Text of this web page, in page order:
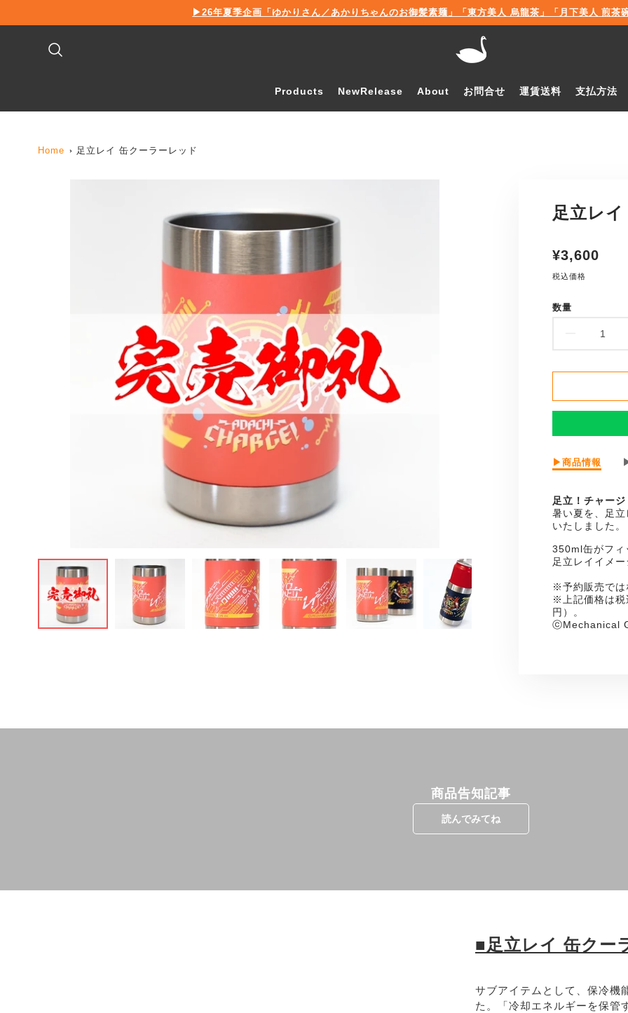
報
▶26年夏季企画「ゆかりさん／あかりちゃんのお御髪素麺」「東方美人 烏龍茶」「月下美人 煎茶
Products NewRelease About お問合せ 運賃送料 支払方法
Home 足立レイ 缶クーラーレッド
足立レ
通
格
¥3,600
税込価格
数量
立
レ
ク
ー
ラ
ー
レ
ッ
ド
を
足
イ
缶
ク
ー
ラ
レ
ッ
ド
に
▶商品情報
足立！チャージ
暑い夏を、足
いたしました。
350ml缶がフィ
足立レイイメー
※予約販売では
※上記価格は税
円）。
ⓒMechanical
商品告知記事
読んでみてね
■足立レイ 缶クー
サブアイテムとして、保冷機
た。「冷却エネルギーを保管